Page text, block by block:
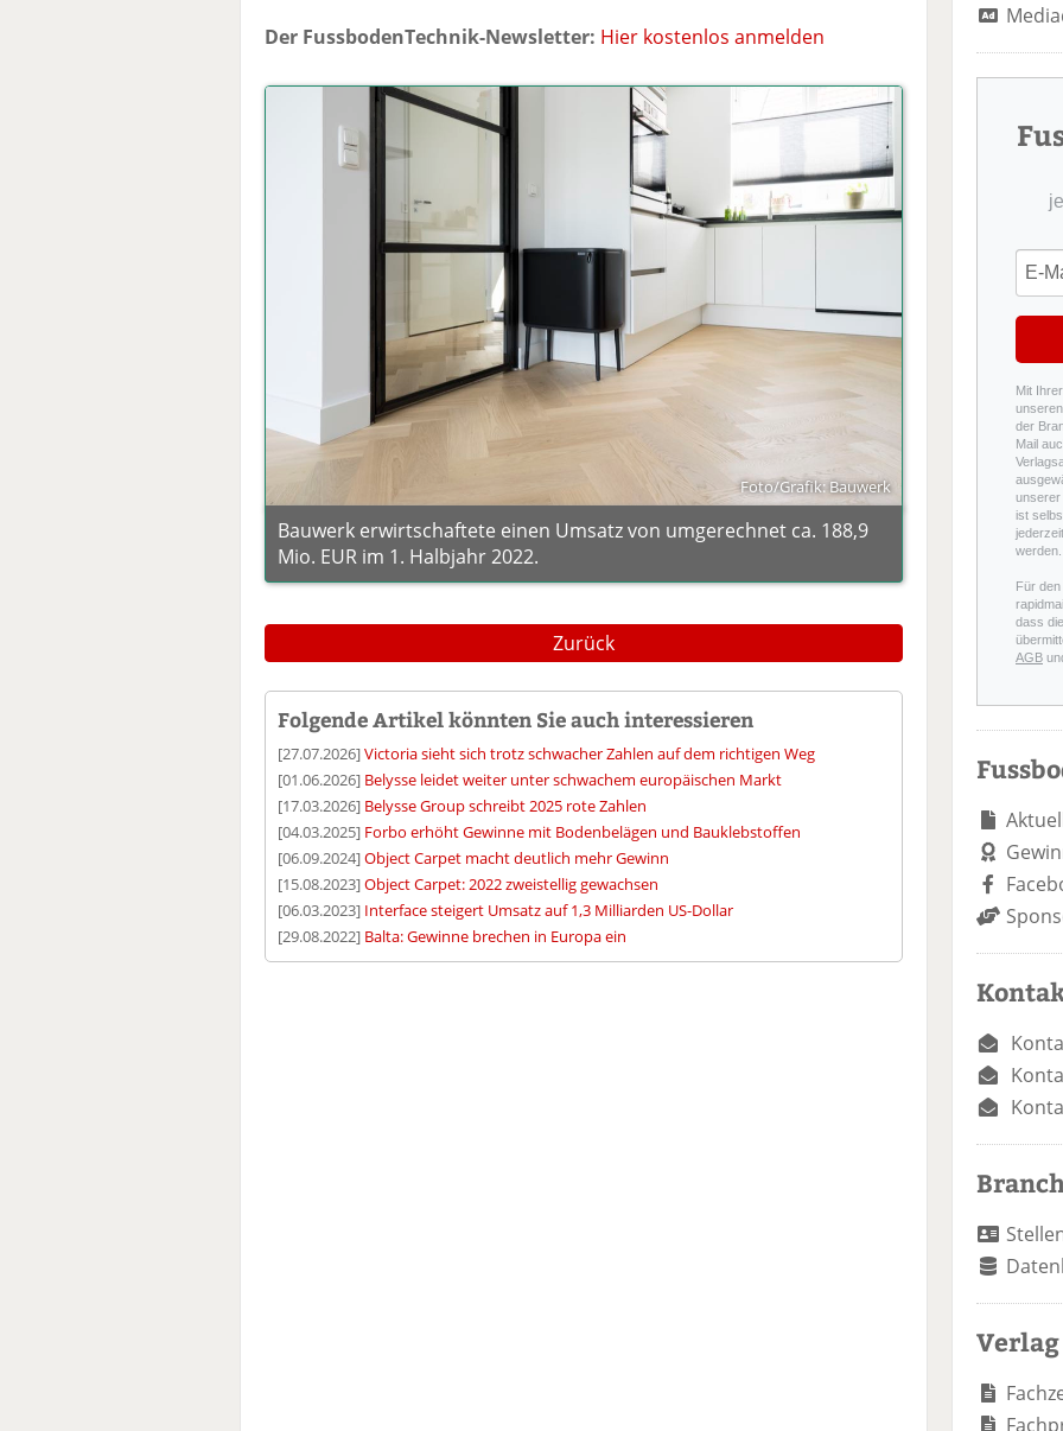
Der FussbodenTechnik-Newsletter: Hier kostenlos anmelden
Foto/Grafik: Bauwerk
Bauwerk erwirtschaftete einen Umsatz von umgerechnet ca. 188,9
Mio. EUR im 1. Halbjahr 2022.
Zurück
Folgende Artikel könnten Sie auch interessieren
[27.07.2026]Victoria sieht sich trotz schwacher Zahlen auf dem richtigen Weg
[01.06.2026] Belysse leidet weiter unter schwachem europäischen Markt
[17.03.2026] Belysse Group schreibt 2025 rote Zahlen
[04.03.2025] Forbo erhöht Gewinne mit Bodenbelägen und Bauklebstoffen
[06.09.2024]Object Carpet macht deutlich mehr Gewinn
[15.08.2023]Object Carpet: 2022 zweistellig gewachsen
[06.03.2023] Interface steigert Umsatz auf 1,3 Milliarden US-Dollar
[29.08.2022] Balta: Gewinne brechen in Europa ein
Mit
der
Mail
unserer
ist
werden.
Für
dass
AGB
Verlag